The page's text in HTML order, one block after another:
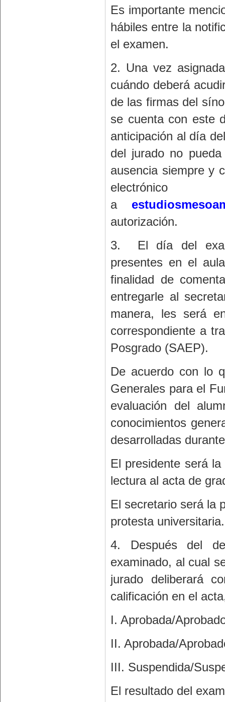
Es importante
hábiles entre la
el examen.
2. Una vez
cuándo deberá
de las firmas del
se cuenta con este
anticipación al día
del jurado no
ausencia siempre y
electrónico
a
autorización.
3. El día del
presentes en el
finalidad de
entregarle al
manera, les será
correspondiente a
Posgrado (SAEP).
De acuerdo con lo
Generales para el
evaluación del
conocimientos
desarrolladas
El presidente será
lectura al acta de
El secretario será la
protesta universitaria.
4. Después del
examinado, al cual
jurado deliberará
calificación en el
I. Aprobada/
II. Aprobada/
III. Suspendida/
El resultado del